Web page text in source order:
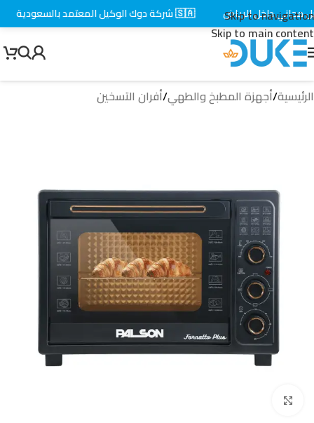
Skip to navigation
Skip to main content
الرئيسية/أجهزة المطبخ والطهي/أفران التسخين
داخل الرياض 🇸🇦 شركة دوك الوكيل المعتمد بالسعودية